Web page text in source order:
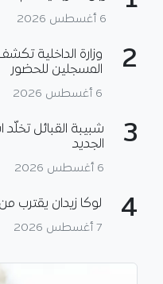
6 أغسطس 2026
2
وزارة الداخلية
المسجلين للحضور
6 أغسطس 2026
3
شبيبة القبائل
الجديد
6 أغسطس 2026
4 لوكا زيدان يقترب
7 أغسطس 2026